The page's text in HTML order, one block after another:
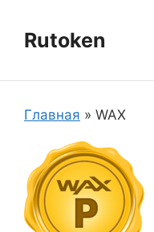
содержимому
Rutoken
Главная » WAX